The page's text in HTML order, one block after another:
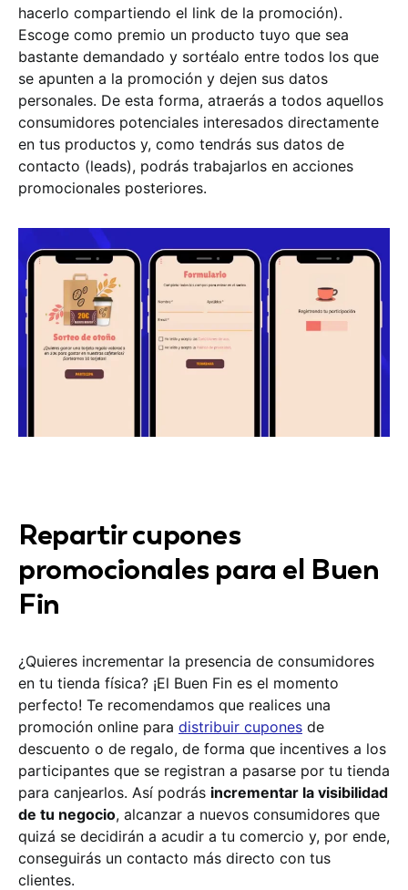
hacerlo compartiendo el link de la promoción).
Escoge como premio un producto tuyo que sea
bastante demandado y sortéalo entre todos los que
se apunten a la promoción y dejen sus datos
personales. De esta forma, atraerás a todos aquellos
consumidores potenciales interesados directamente
en tus productos y, como tendrás sus datos de
contacto (leads), podrás trabajarlos en acciones
promocionales posteriores.
Repartir cupones
promocionales para el Buen
Fin
¿Quieres incrementar la presencia de consumidores
en tu tienda física? ¡El Buen Fin es el momento
perfecto! Te recomendamos que realices una
promoción online para distribuir cupones de
descuento o de regalo, de forma que incentives a los
participantes que se registran a pasarse por tu tienda
para canjearlos. Así podrás incrementar la visibilidad
de tu negocio, alcanzar a nuevos consumidores que
quizá se decidirán a acudir a tu comercio y, por ende,
conseguirás un contacto más directo con tus
clientes.